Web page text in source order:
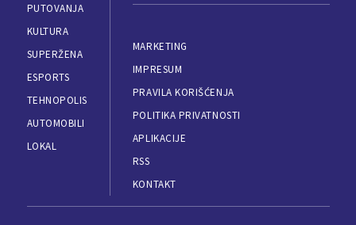
PUTOVANJA
KULTURA
SUPERŽENA
ESPORTS
TEHNOPOLIS
AUTOMOBILI
LOKAL
MARKETING
IMPRESUM
PRAVILA KORIŠĆENJA
POLITIKA PRIVATNOSTI
APLIKACIJE
RSS
KONTAKT